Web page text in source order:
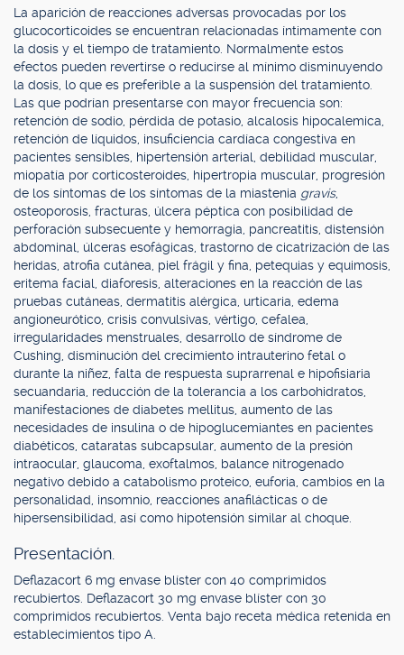
La aparición de reacciones adversas provocadas por los
glucocorticoides se encuentran relacionadas íntimamente con
la dosis y el tiempo de tratamiento. Normalmente estos
efectos pueden revertirse o reducirse al mínimo disminuyendo
la dosis, lo que es preferible a la suspensión del tratamiento.
Las que podrían presentarse con mayor frecuencia son:
retención de sodio, pérdida de potasio, alcalosis hipocalemica,
retención de líquidos, insuficiencia cardíaca congestiva en
pacientes sensibles, hipertensión arterial, debilidad muscular,
miopatía por corticosteroides, hipertropia muscular, progresión
de los síntomas de los síntomas de la miastenia gravis,
osteoporosis, fracturas, úlcera péptica con posibilidad de
perforación subsecuente y hemorragia, pancreatitis, distensión
abdominal, úlceras esofágicas, trastorno de cicatrización de las
heridas, atrofia cutánea, piel frágil y fina, petequias y equimosis,
eritema facial, diaforesis, alteraciones en la reacción de las
pruebas cutáneas, dermatitis alérgica, urticaria, edema
angioneurótico, crisis convulsivas, vértigo, cefalea,
irregularidades menstruales, desarrollo de síndrome de
Cushing, disminución del crecimiento intrauterino fetal o
durante la niñez, falta de respuesta suprarrenal e hipofisiaria
secuandaria, reducción de la tolerancia a los carbohidratos,
manifestaciones de diabetes mellitus, aumento de las
necesidades de insulina o de hipoglucemiantes en pacientes
diabéticos, cataratas subcapsular, aumento de la presión
intraocular, glaucoma, exoftalmos, balance nitrogenado
negativo debido a catabolismo proteico, euforia, cambios en la
personalidad, insomnio, reacciones anafilácticas o de
hipersensibilidad, así como hipotensión similar al choque.
Presentación.
Deflazacort 6 mg envase blíster con 40 comprimidos
recubiertos. Deflazacort 30 mg envase blíster con 30
comprimidos recubiertos. Venta bajo receta médica retenida en
establecimientos tipo A.